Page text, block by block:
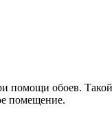
обоев. Такой
помещение.